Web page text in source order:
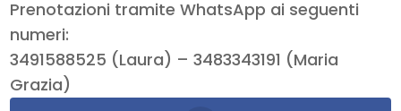
Prenotazioni tramite WhatsApp ai seguenti
numeri:
3491588525 (Laura) – 3483343191 (Maria
Grazia)